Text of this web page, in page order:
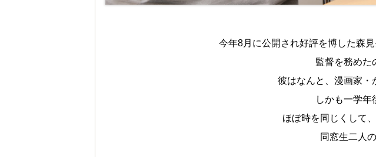
今年8月に公開され好評を博した森
監督を務めた
彼はなんと、漫画家・
しかも一学年
ほぼ時を同じくして
同窓生二人